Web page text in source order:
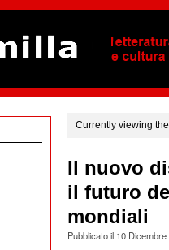
Currently viewing
Il nuovo
il futuro
mondiali
Pubblicato il 10 Dicembre